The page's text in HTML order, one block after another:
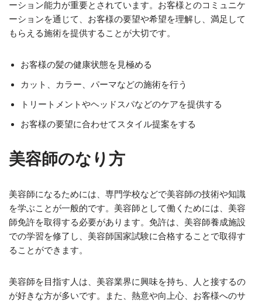
ーション能力が重要とされています。お客様とのコミュニケ
ーションを通じて、お客様の要望や希望を理解し、満足して
もらえる施術を提供することが大切です。
お客様の髪の健康状態を見極める
カット、カラー、パーマなどの施術を行う
トリートメントやヘッドスパなどのケアを提供する
お客様の要望に合わせてスタイル提案をする
美容師のなり方
美容師になるためには、専門学校などで美容師の技術や知識
を学ぶことが一般的です。美容師として働くためには、美容
師免許を取得する必要があります。免許は、美容師養成施設
での学習を修了し、美容師国家試験に合格することで取得す
ることができます。
美容師を目指す人は、美容業界に興味を持ち、人と接するの
が好きな方が多いです。また、熱意や向上心、お客様へのサ